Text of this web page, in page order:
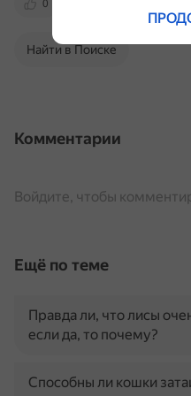
0
Найти в Поиске
Комментарии
Войдите, чтобы
Ещё по теме
Правда ли, что лисы
если да, то почему?
Способны ли кошки